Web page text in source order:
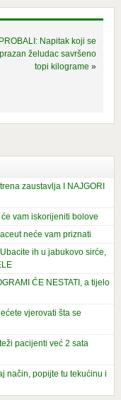
Napitak koji se
želudac savršeno
topi kilograme »
zaustavlja I NAJGORI
vam iskorijeniti bolove
neće vam priznati
ih u jabukovo sirće,
ĆE NESTATI, a tijelo
vjerovati šta se
pacijenti već 2 sata
način, popijte tu tekućinu i